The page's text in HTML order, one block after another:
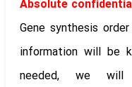
Absolute
Gene synthesis
information will be
needed, we will